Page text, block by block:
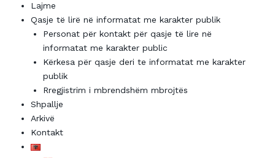
Lajme
Qasje të lirë në informatat me karakter publik
Personat për kontakt për qasje të lire në
informatat me karakter public
Kërkesa për qasje deri te informatat me karakter
publik
Rregjistrim i mbrendshëm mbrojtës
Shpallje
Arkivë
Kontakt